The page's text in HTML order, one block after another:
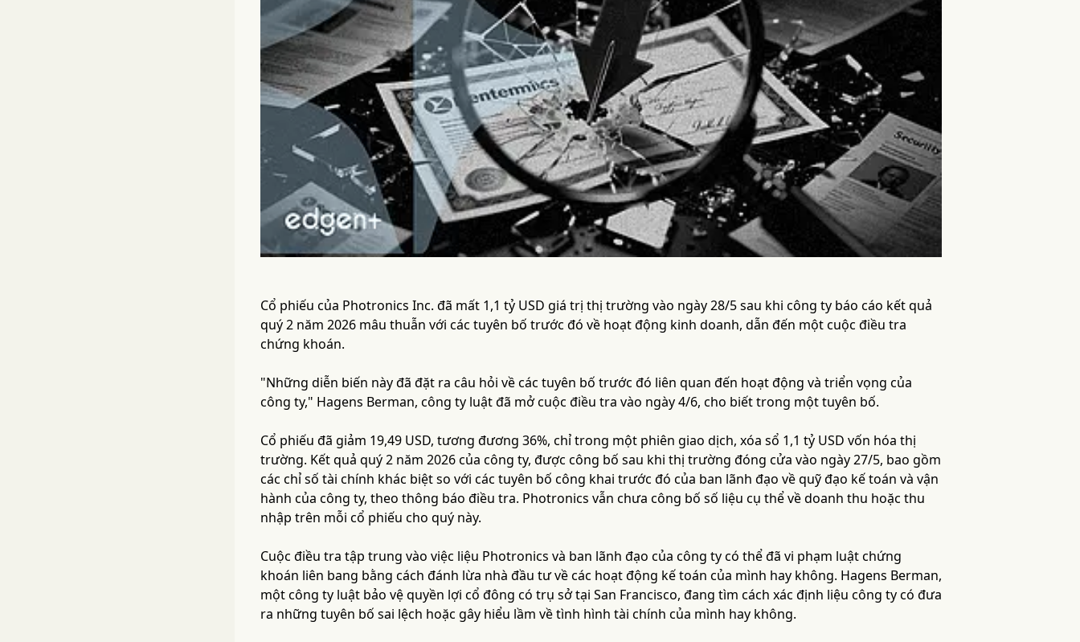
Cổ phiếu của Photronics Inc. đã mất 1,1 tỷ USD giá trị thị trường vào ngày 28/5 sau khi công ty báo cáo kết quả
quý 2 năm 2026 mâu thuẫn với các tuyên bố trước đó về hoạt động kinh doanh, dẫn đến một cuộc điều tra
chứng khoán.
"Những diễn biến này đã đặt ra câu hỏi về các tuyên bố trước đó liên quan đến hoạt động và triển vọng của
công ty," Hagens Berman, công ty luật đã mở cuộc điều tra vào ngày 4/6, cho biết trong một tuyên bố.
Cổ phiếu đã giảm 19,49 USD, tương đương 36%, chỉ trong một phiên giao dịch, xóa sổ 1,1 tỷ USD vốn hóa thị
trường. Kết quả quý 2 năm 2026 của công ty, được công bố sau khi thị trường đóng cửa vào ngày 27/5, bao gồm
các chỉ số tài chính khác biệt so với các tuyên bố công khai trước đó của ban lãnh đạo về quỹ đạo kế toán và vận
hành của công ty, theo thông báo điều tra. Photronics vẫn chưa công bố số liệu cụ thể về doanh thu hoặc thu
nhập trên mỗi cổ phiếu cho quý này.
Cuộc điều tra tập trung vào việc liệu Photronics và ban lãnh đạo của công ty có thể đã vi phạm luật chứng
khoán liên bang bằng cách đánh lừa nhà đầu tư về các hoạt động kế toán của mình hay không. Hagens Berman,
một công ty luật bảo vệ quyền lợi cổ đông có trụ sở tại San Francisco, đang tìm cách xác định liệu công ty có đưa
ra những tuyên bố sai lệch hoặc gây hiểu lầm về tình hình tài chính của mình hay không.